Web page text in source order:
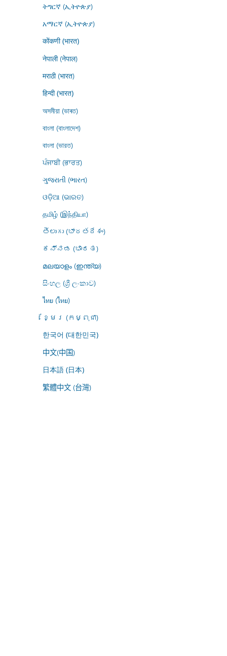
ትግርኛ (ኢትዮጵያ)
አማርኛ (ኢትዮጵያ)
कोंकणी (भारत)
नेपाली (नेपाल)
मराठी (भारत)
हिन्दी (भारत)
অসমীয়া (ভাৰত)
বাংলা (বাংলাদেশ)
বাংলা (ভারত)
ਪੰਜਾਬੀ (ਭਾਰਤ)
ગુજરાતી (ભારત)
ଓଡ଼ିଆ (ଭାରତ)
தமிழ் (இந்தியா)
తెలుగు (భారతదేశం)
ಕನ್ನಡ (ಭಾರತ)
മലയാളം (ഇന്ത്യ)
සිංහල (ශ්‍රී ලංකාව)
ไทย (ไทย)
ខ្មែរ (កម្ពុជា)
한국어 (대한민국)
中文(中国)
日本語 (日本)
繁體中文 (台灣)